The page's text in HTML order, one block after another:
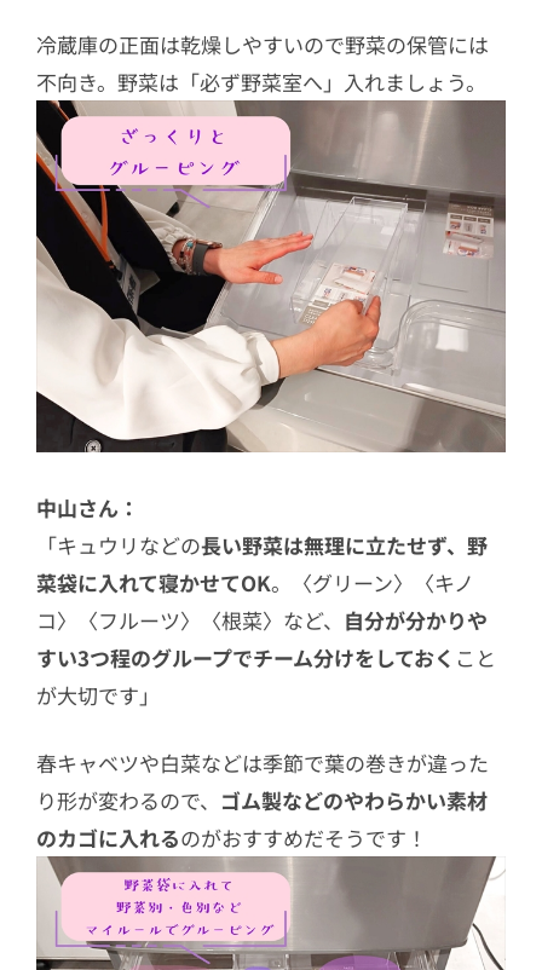
冷蔵庫の正面は乾燥しやすいので野菜の保管には
不向き。野菜は「必ず野菜室へ」入れましょう。
中山さん：
「キュウリなどの長い野菜は無理に立たせず、野
菜袋に入れて寝かせてOK。〈グリーン〉〈キノ
コ〉〈フルーツ〉〈根菜〉など、 自分が分かりや
すい3つ程のグループでチーム分けをしておく こと
が大切です」
春キャベツや白菜などは季節で葉の巻きが違った
り形が変わるので、 ゴム製などのやわらかい素材
のカゴに入れるのがおすすめだそうです！